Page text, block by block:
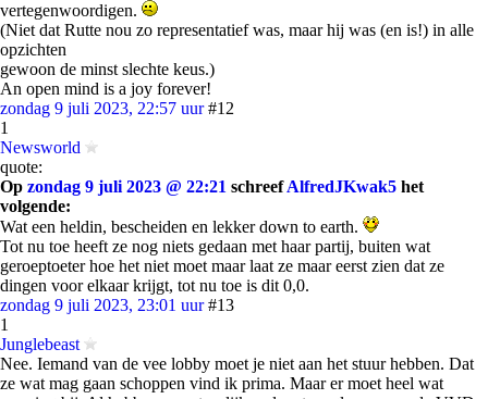
vertegenwoordigen.
(Niet dat Rutte nou zo representatief was, maar hij was (en is!) in alle
opzichten
gewoon de minst slechte keus.)
An open mind is a joy forever!
zondag 9 juli 2023, 22:57 uur #12
1
Newsworld
quote:
Op zondag 9 juli 2023 @ 22:21 schreefAlfredJKwak5 het
volgende:
Wat een heldin, bescheiden en lekker down to earth.
Tot nu toe heeft ze nog niets gedaan met haar partij, buiten wat
geroeptoeter hoe het niet moet maar laat ze maar eerst zien dat ze
dingen voor elkaar krijgt, tot nu toe is dit 0,0.
zondag 9 juli 2023, 23:01 uur #13
1
Junglebeast
Nee. Iemand van de vee lobby moet je niet aan het stuur hebben. Dat
ze wat mag gaan schoppen vind ik prima. Maar er moet heel wat